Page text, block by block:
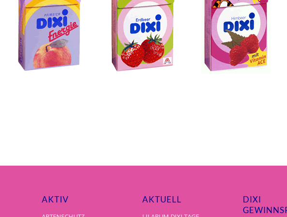
AKTIV AKTUELL
DIXI